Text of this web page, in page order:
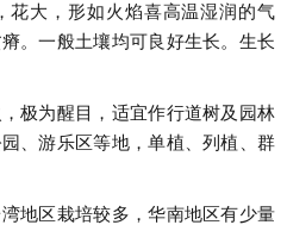
花大，形如火焰喜高温湿润的气
。一般土壤均可良好生长。生长
极为醒目，适宜作行道树及园林
、游乐区等地，单植、列植、群
地区栽培较多，华南地区有少量